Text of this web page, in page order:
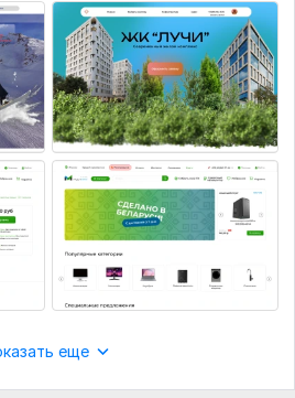
еще